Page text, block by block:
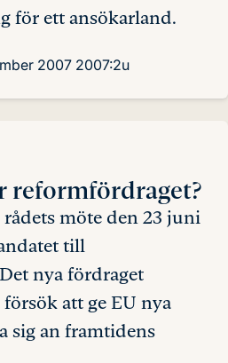
för ett ansökarland.
2007 2007:2u
reformfördraget?
möte den 23 juni
till
nya fördraget
att ge EU nya
sig an framtidens